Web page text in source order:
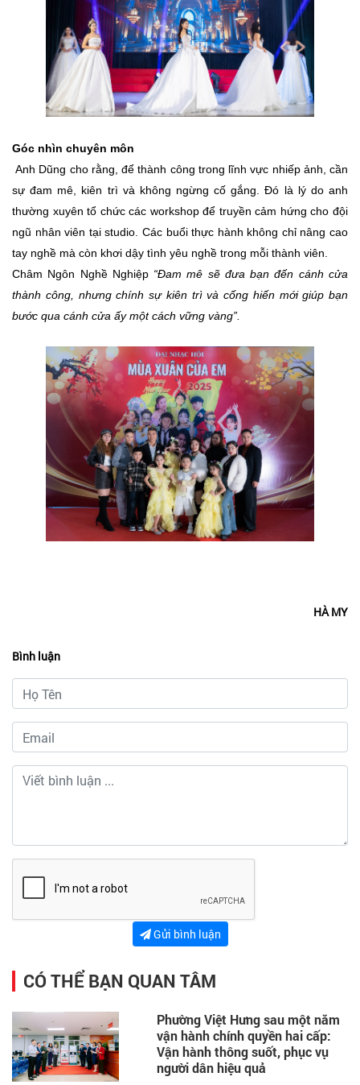
Góc nhìn chuyên môn
Anh Dũng cho rằng, để thành công trong lĩnh vực nhiếp ảnh, cần
sự đam mê, kiên trì và không ngừng cố gắng. Đó là lý do anh
thường xuyên tổ chức các workshop để truyền cảm hứng cho đội
ngũ nhân viên tại studio. Các buổi thực hành không chỉ nâng cao
tay nghề mà còn khơi dậy tình yêu nghề trong mỗi thành viên.
Châm Ngôn Nghề Nghiệp “Đam mê sẽ đưa bạn đến cánh cửa
thành công, nhưng chính sự kiên trì và cống hiến mới giúp bạn
bước qua cánh cửa ấy một cách vững vàng”.
HÀ MY
Bình luận
Gửi bình luận
CÓ THỂ BẠN QUAN TÂM
Phường Việt Hưng sau một năm
vận hành chính quyền hai cấp:
Vận hành thông suốt, phục vụ
người dân hiệu quả